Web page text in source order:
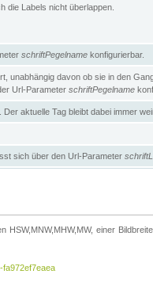
die Labels nicht überlappen.
schriftPegelname konfigurierbar.
unabhängig davon ob sie in den
Url-Parameter schriftPegelname
aktuelle Tag bleibt dabei immer
sich über den Url-Parameter
einer
fa972ef7eaea